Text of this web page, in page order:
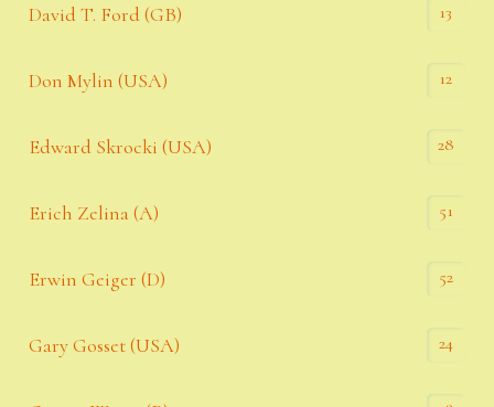
David T. Ford (GB) 13
Don Mylin (USA) 12
Edward Skrocki (USA) 28
Erich Zelina (A) 51
Erwin Geiger (D) 52
Gary Gosset (USA) 24